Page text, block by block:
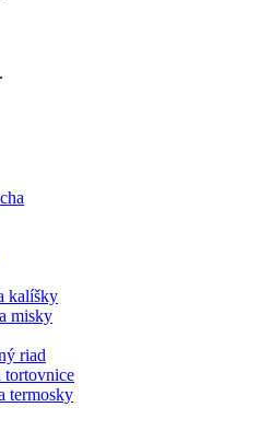
kalíšky
misky
riad
tortovnice
termosky